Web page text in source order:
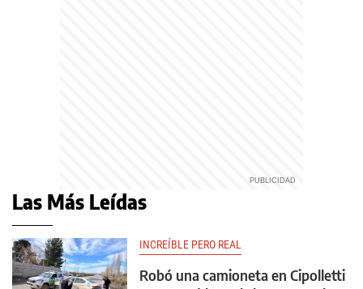
Las Más Leídas
INCREÍBLE PERO REAL
Robó una camioneta en Cipolletti